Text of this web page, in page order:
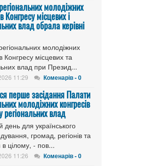
молодіжних
Конгресу місцевих і
влад обрала керівні
молодіжних
Конгресу місцевих та
влад при Презид...
11:29 Коменарів - 0
перше засідання Палати
молодіжних конгресів
регіональних влад
день для українського
громад, регіонів та
цілому, - пов...
11:26 Коменарів - 0